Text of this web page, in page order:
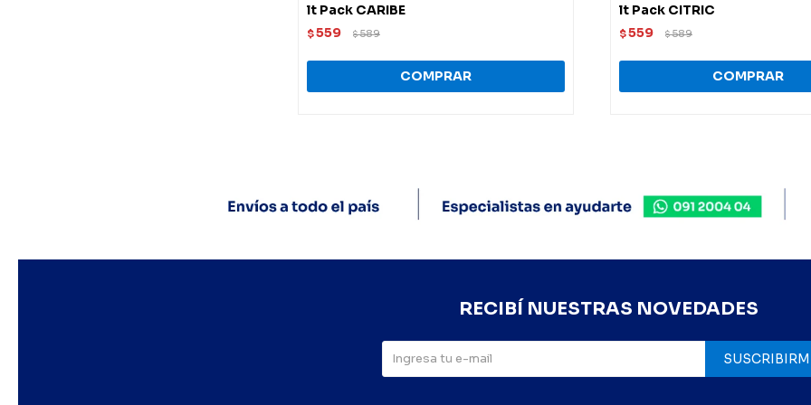
lt Pack CARIBE
$559 $589
lt Pack CITRIC
$559 $589
RECIBÍ NUESTRAS NOVEDADES